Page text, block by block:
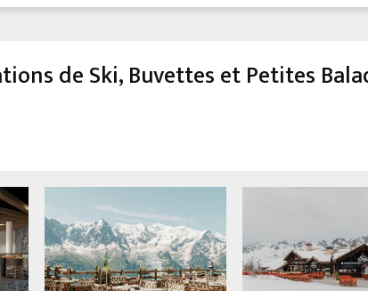
de Ski, Buvettes et Petites